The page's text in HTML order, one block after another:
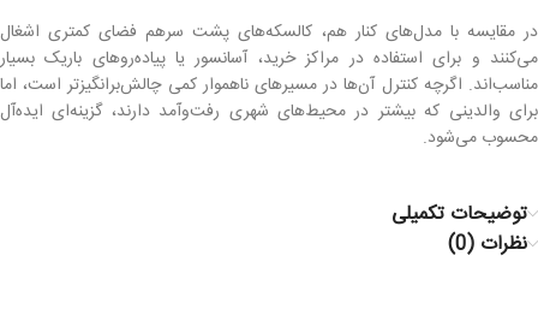
در مقایسه با مدل‌های کنار هم، کالسکه‌های پشت سرهم فضای کمتری اشغال
می‌کنند و برای استفاده در مراکز خرید، آسانسور یا پیاده‌روهای باریک بسیار
مناسب‌اند. اگرچه کنترل آن‌ها در مسیرهای ناهموار کمی چالش‌برانگیزتر است، اما
برای والدینی که بیشتر در محیط‌های شهری رفت‌وآمد دارند، گزینه‌ای ایده‌آل
محسوب می‌شود.
توضیحات تکمیلی
نظرات (0)